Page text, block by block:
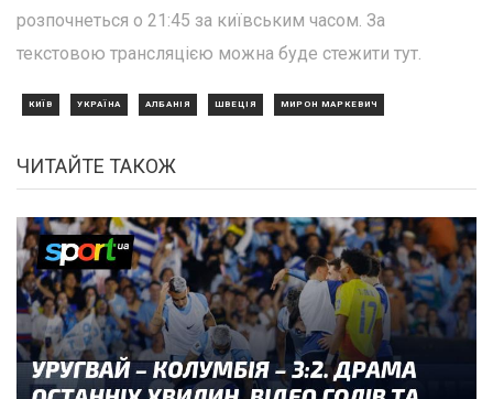
розпочнеться о 21:45 за київським часом. За
текстовою трансляцією можна буде стежити тут.
КИЇВ УКРАЇНА АЛБАНІЯ ШВЕЦІЯ МИРОН МАРКЕВИЧ
ЧИТАЙТЕ ТАКОЖ